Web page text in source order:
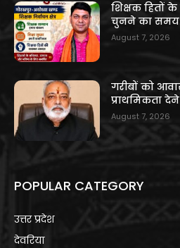
शिक्षक हितों
चुनने का समय:
August 7, 2026
गरीबों को
प्राथमिकता
August 7, 2026
POPULAR CATEGORY
उत्तर प्रदेश
देवरिया